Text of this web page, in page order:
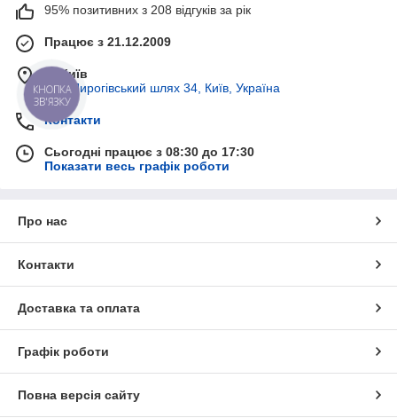
95% позитивних з 208 відгуків за рік
Працює з 21.12.2009
м. Київ
вул. Пирогівський шлях 34, Київ, Україна
Контакти
Сьогодні працює з 08:30 до 17:30
Показати весь графік роботи
Про нас
Контакти
Доставка та оплата
Графік роботи
Повна версія сайту
КНОПКА
ЗВ'ЯЗКУ